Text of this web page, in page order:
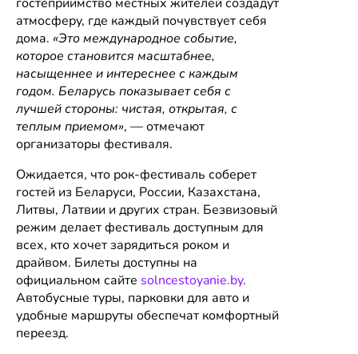
атмосферу, где каждый почувствует себя
дома. «Это международное событие,
которое становится масштабнее,
насыщеннее и интереснее с каждым
годом. Беларусь показывает себя с
лучшей стороны: чистая, открытая, с
теплым приемом», — отмечают
организаторы фестиваля.
Ожидается, что рок-фестиваль соберет
гостей из Беларуси, России, Казахстана,
Литвы, Латвии и других стран. Безвизовый
режим делает фестиваль доступным для
всех, кто хочет зарядиться роком и
драйвом. Билеты доступны на
официальном сайте solncestoyanie.by.
Автобусные туры, парковки для авто и
удобные маршруты обеспечат комфортный
переезд.